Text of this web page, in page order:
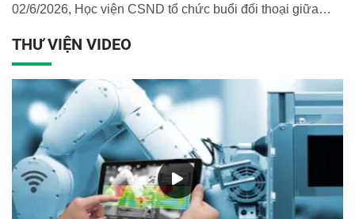
02/6/2026, Học viện CSND tổ chức buổi đối thoại giữa
viện với đại diện học viên các khóa học, hệ học.
THƯ VIỆN VIDEO